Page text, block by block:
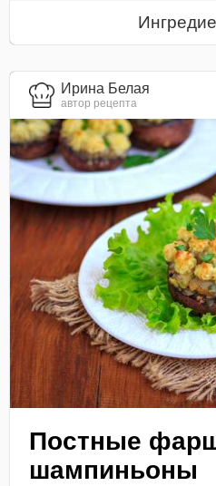
Ирина Белая
автор рецепта
Постные
шампиньоны